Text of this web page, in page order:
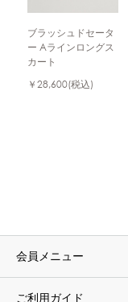
ブラッシュドセータ
ー Aラインロングス
カート
￥28,600(税込)
会員メニュー
ご利用ガイド